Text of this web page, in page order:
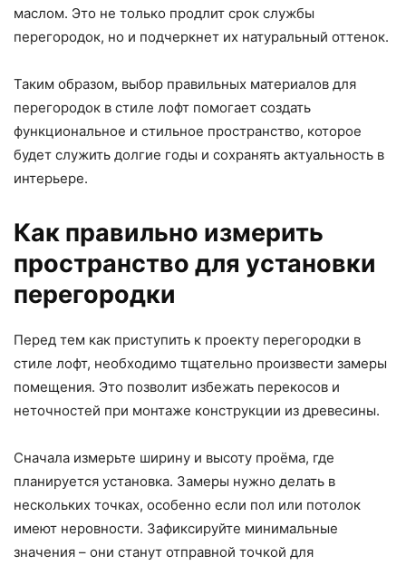
маслом. Это не только продлит срок службы
перегородок, но и подчеркнет их натуральный оттенок.
Таким образом, выбор правильных материалов для
перегородок в стиле лофт помогает создать
функциональное и стильное пространство, которое
будет служить долгие годы и сохранять актуальность в
интерьере.
Как правильно измерить
пространство для установки
перегородки
Перед тем как приступить к проекту перегородки в
стиле лофт, необходимо тщательно произвести замеры
помещения. Это позволит избежать перекосов и
неточностей при монтаже конструкции из древесины.
Сначала измерьте ширину и высоту проёма, где
планируется установка. Замеры нужно делать в
нескольких точках, особенно если пол или потолок
имеют неровности. Зафиксируйте минимальные
значения – они станут отправной точкой для